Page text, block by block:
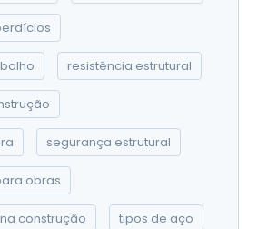
resistência estrutural
segurança estrutural
obras
construção tipos de aço